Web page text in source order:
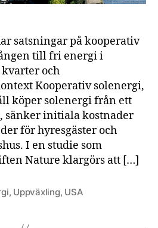
satsningar på kooperativ
till fri energi i
och
Kooperativ solenergi,
köper solenergi från ett
sänker initiala kostnader
för hyresgäster och
I en studie som
Nature klargörs att […]
, Uppväxling, USA